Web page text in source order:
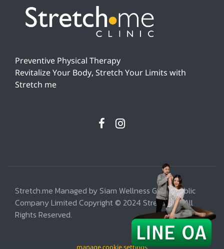
Preventive Physical Therapy
Revitalize Your Body, Stretch Your Limits with
Stretch me
Stretch.me Managed by Siam Wellness Group Public
Company Limited Copyright © 2024 Stretch.me, All
Rights Reserved.